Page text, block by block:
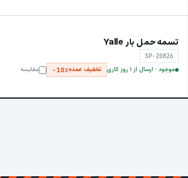
تسمه حمل بار Yalle
SP-20826
موجود · ارسال از ۱ روز کاری تخفیف عمده−10٪ مقایسه